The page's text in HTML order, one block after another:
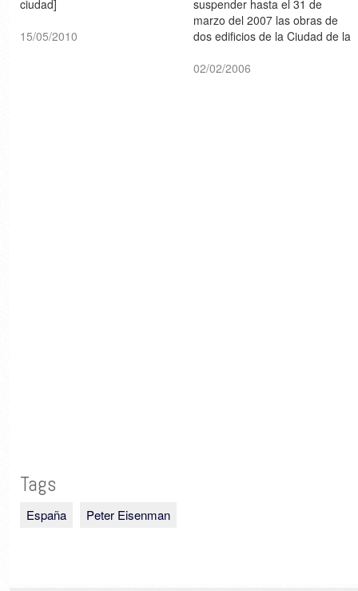
ciudad]
15/05/2010
suspender hasta el 31 de
marzo del 2007 las obras de
dos edificios de la Ciudad de la
112 millones de euros. Se
02/02/2006
Tags
España Peter Eisenman